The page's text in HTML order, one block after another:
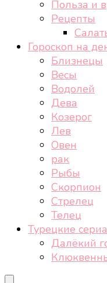
Польза и
Рецепты
Гороскоп на
Близнецы
Весы
Водолей
Дева
Козерог
Лев
Овен
рак
Рыбы
Скорпион
Стрелец
Телец
Турецкие
Далёкий